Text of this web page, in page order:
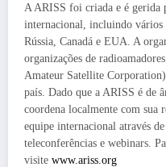
A ARISS foi criada e é gerida
internacional, incluindo vários
Rússia, Canadá e EUA. A
organizações de
Amateur Satellite
país. Dado que a ARISS é de
coordena localmente com sua
equipe internacional através
teleconferências e webinars.
visite www.ariss.org